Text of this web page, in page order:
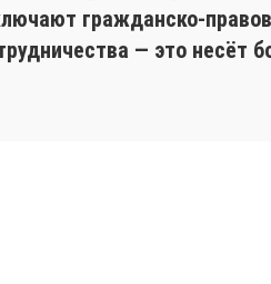
гражданско-
— это несёт